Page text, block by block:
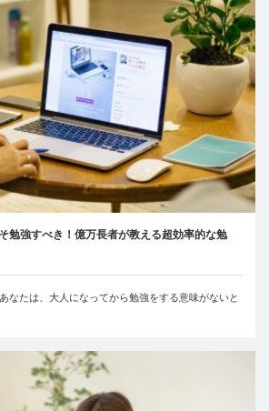
勉強すべき！億万長者が教える超効率的な勉
なたは、大人になってから勉強をする意味がないと